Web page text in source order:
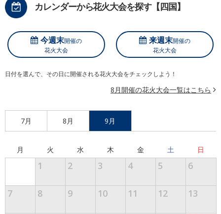
カレンダーから花火大会を探す【四国】
今週末開催の
花火大会
来週末開催の
花火大会
日付を選んで、その日に開催される花火大会をチェックしよう！
8月開催の花火大会一覧はこちら
7月 8月 9月
月 火 水 木 金 土 日
1 2 3 4 5 6
7 8 9 10 11 12 13